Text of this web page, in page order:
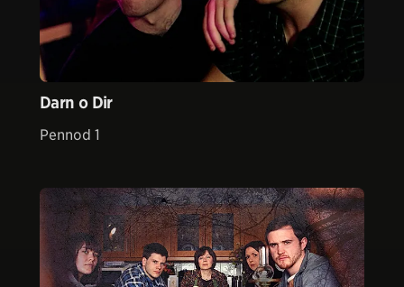
Darn o Dir
Pennod 1